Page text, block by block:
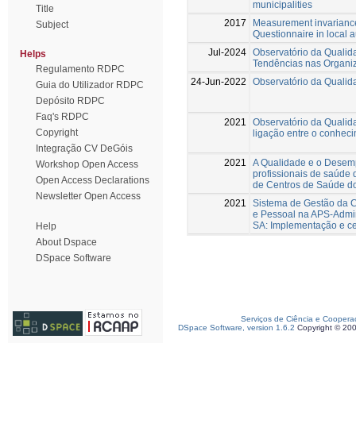
Title
Subject
Helps
Regulamento RDPC
Guia do Utilizador RDPC
Depósito RDPC
Faq's RDPC
Copyright
Integração CV DeGóis
Workshop Open Access
Open Access Declarations
Newsletter Open Access
Help
About Dspace
DSpace Software
municipalities
2017
Measurement
Questionnaire in local
Jul-2024 Observatório da
Tendências nas
24-Jun-2022
Observatório da
2021
Observatório da
ligação entre o
2021
A Qualidade e o
profissionais de saúde
de Centros de Saúde
2021
Sistema de Gestão da
e Pessoal na APS-
SA: Implementação e
Serviços de Ciência e
DSpace Software, version 1.6.2 Copyright ©